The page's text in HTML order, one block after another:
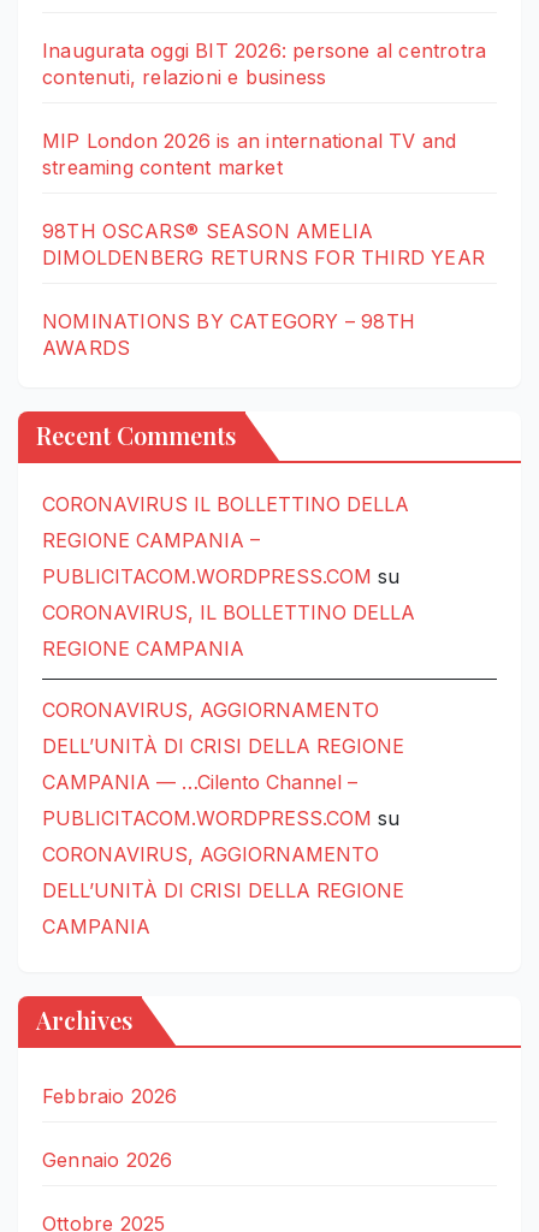
Inaugurata oggi BIT 2026: persone al centrotra
contenuti, relazioni e business
MIP London 2026 is an international TV and
streaming content market
98TH OSCARS® SEASON AMELIA
DIMOLDENBERG RETURNS FOR THIRD YEAR
NOMINATIONS BY CATEGORY – 98TH
AWARDS
Recent Comments
CORONAVIRUS IL BOLLETTINO DELLA
REGIONE CAMPANIA –
PUBLICITACOM.WORDPRESS.COM su
CORONAVIRUS, IL BOLLETTINO DELLA
REGIONE CAMPANIA
CORONAVIRUS, AGGIORNAMENTO
DELL’UNITÀ DI CRISI DELLA REGIONE
CAMPANIA — …Cilento Channel –
PUBLICITACOM.WORDPRESS.COM su
CORONAVIRUS, AGGIORNAMENTO
DELL’UNITÀ DI CRISI DELLA REGIONE
CAMPANIA
Archives
Febbraio 2026
Gennaio 2026
Ottobre 2025